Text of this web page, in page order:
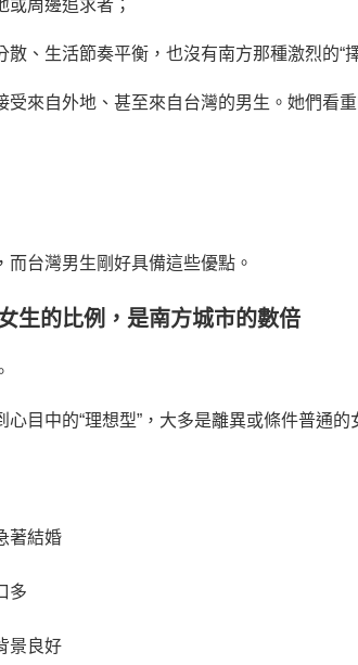
或周邊追求者；
、生活節奏平衡，也沒有南方那種激烈的“
受來自外地、甚至來自台灣的男生。她們看重
而台灣男生剛好具備這些優點。
生的比例，是南方城市的數倍
目中的“理想型”，大多是離異或條件普通的
著結婚
多
景良好